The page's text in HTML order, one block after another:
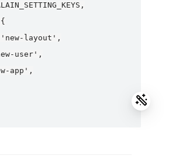
layout',
user',
app',